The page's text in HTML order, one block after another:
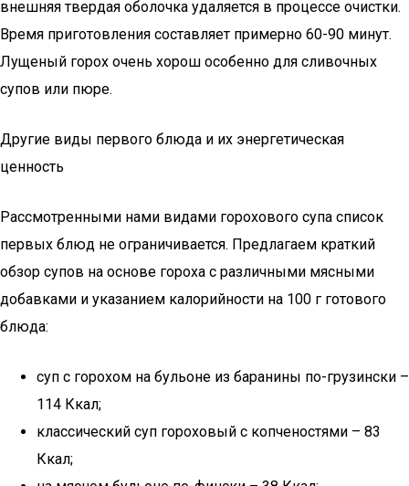
внешняя твердая оболочка удаляется в процессе очистки.
Время приготовления составляет примерно 60-90 минут.
Лущеный горох очень хорош особенно для сливочных
супов или пюре.
Другие виды первого блюда и их энергетическая
ценность
Рассмотренными нами видами горохового супа список
первых блюд не ограничивается. Предлагаем краткий
обзор супов на основе гороха с различными мясными
добавками и указанием калорийности на 100 г готового
блюда:
суп с горохом на бульоне из баранины по-грузински –
114 Ккал;
классический суп гороховый с копченостями – 83
Ккал;